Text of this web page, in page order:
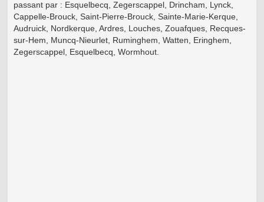
passant par : Esquelbecq, Zegerscappel, Drincham, Lynck,
Cappelle-Brouck, Saint-Pierre-Brouck, Sainte-Marie-Kerque
Audruick, Nordkerque, Ardres, Louches, Zouafques, Recques-
sur-Hem, Muncq-Nieurlet, Ruminghem, Watten, Eringhem,
Zegerscappel, Esquelbecq, Wormhout